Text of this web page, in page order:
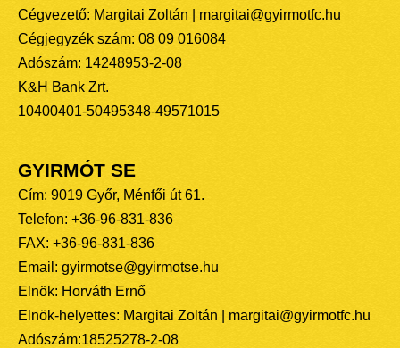
Cégvezető: Margitai Zoltán | margitai@gyirmotfc.hu
Cégjegyzék szám: 08 09 016084
Adószám: 14248953-2-08
K&H Bank Zrt.
10400401-50495348-49571015
GYIRMÓT SE
Cím: 9019 Győr, Ménfői út 61.
Telefon: +36-96-831-836
FAX: +36-96-831-836
Email: gyirmotse@gyirmotse.hu
Elnök: Horváth Ernő
Elnök-helyettes: Margitai Zoltán | margitai@gyirmotfc.hu
Adószám:18525278-2-08